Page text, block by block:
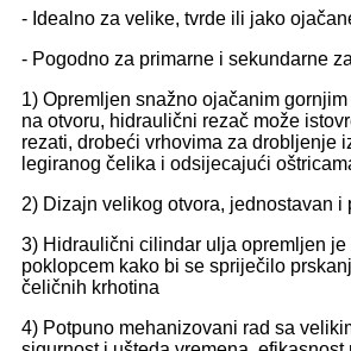
- Idealno za velike, tvrde ili jako
- Pogodno za primarne i sekundarne
1) Opremljen snažno ojačanim
na otvoru, hidraulični rezač može
rezati, drobeći vrhovima za drobljenje
legiranog čelika i odsijecajući
2) Dizajn velikog otvora, jednostavan i
3) Hidraulični cilindar ulja opremljen je
poklopcem kako bi se spriječilo
čeličnih krhotina
4) Potpuno mehanizovani rad sa